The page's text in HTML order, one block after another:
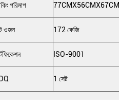
পরিমাপ 77CMX56CMX67CM
ওজন 172 কেজি
ISO-9001
1 সেট